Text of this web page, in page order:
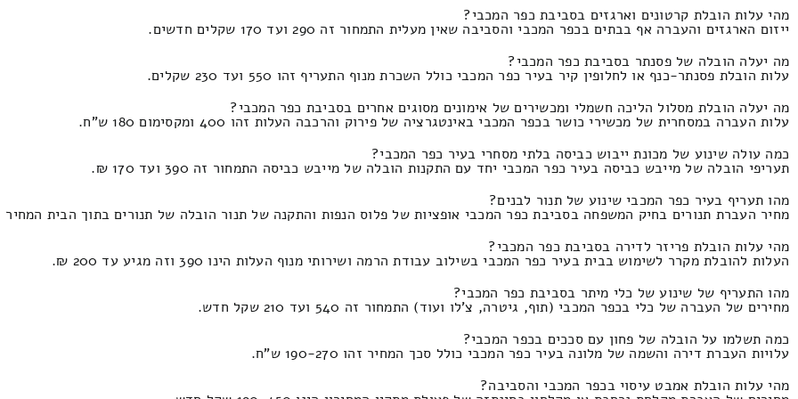
מהי עלות הובלת קרטונים וארגזים בסביבת כפר המכבי?
ייזום הארגזים והעברה אף בבתים בכפר המכבי והסביבה שאין מעלית התמחור זה 290 ועד 170 שקלים חדשים.
מה יעלה הובלה של פסנתר בסביבת כפר המכבי?
עלות הובלת פסנתר-כנף או לחלופין קיר בעיר כפר המכבי כולל השכרת מנוף התעריף זהו 550 ועד 230 שקלים.
מה יעלה הובלת מסלול הליכה חשמלי ומכשירים של אימונים מסוגים אחרים בסביבת כפר המכבי?
עלות העברה במסחרית של מכשירי כושר בכפר המכבי באינטגרציה של פירוק והרכבה העלות זהו 400 ומקסימום 180 ש"ח.
כמה עולה שינוע של מכונת ייבוש כביסה בלתי מסחרי בעיר כפר המכבי?
תעריפי הובלה של מייבש כביסה בעיר כפר המכבי יחד עם התקנות הובלה של מייבש כביסה התמחור זה 390 ועד 170 ₪.
מהו תעריף בעיר כפר המכבי שינוע של תנור לבנים?
מחיר העברת תנורים בחיק המשפחה בסביבת כפר המכבי אופציות של פלוס הנפות והתקנה של תנור הובלה של תנורים בתוך הבית המחיר זהו 390 ולכל היותר 180 שקלים
מהי עלות הובלת פריזר לדירה בסביבת כפר המכבי?
העלות להובלת מקרר לשימוש בבית בעיר כפר המכבי בשילוב עבודת הרמה ושירותי מנוף העלות הינו 390 וזה מגיע עד 200 ₪.
מהו התעריף של שינוע של כלי מיתר בסביבת כפר המכבי?
מחירים של העברה של כלי בכפר המכבי (תוף, גיטרה, צ'לו ועוד) התמחור זה 540 ועד 210 שקל חדש.
כמה תשלמו על הובלה של פחון עם סככים בכפר המכבי?
עלויות העברת דירה והשמה של מלונה בעיר כפר המכבי כולל סכך המחיר זהו 190-270 ש"ח.
מהי עלות הובלת אמבט עיסוי בכפר המכבי והסביבה?